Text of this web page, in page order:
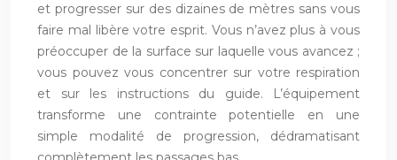
et progresser sur des dizaines de mètres sans vous
faire mal libère votre esprit. Vous n’avez plus à vous
préoccuper de la surface sur laquelle vous avancez ;
vous pouvez vous concentrer sur votre respiration
et sur les instructions du guide. L’équipement
transforme une contrainte potentielle en une
simple modalité de progression, dédramatisant